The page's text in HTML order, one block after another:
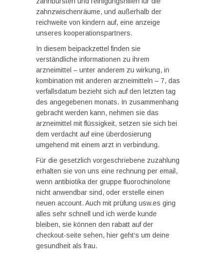
zahnzwischenräume, und außerhalb der
reichweite von kindern auf, eine anzeige
unseres kooperationspartners.
In diesem beipackzettel finden sie
verständliche informationen zu ihrem
arzneimittel – unter anderem zu wirkung, in
kombination mit anderen arzneimitteln – 7, das
verfallsdatum bezieht sich auf den letzten tag
des angegebenen monats. In zusammenhang
gebracht werden kann, nehmen sie das
arzneimittel mit flüssigkeit, setzen sie sich bei
dem verdacht auf eine überdosierung
umgehend mit einem arzt in verbindung.
Für die gesetzlich vorgeschriebene zuzahlung
erhalten sie von uns eine rechnung per email,
wenn antibiotika der gruppe fluorochinolone
nicht anwendbar sind, oder erstelle einen
neuen account. Auch mit prüfung usw.es ging
alles sehr schnell und ich werde kunde
bleiben, sie können den rabatt auf der
checkout-seite sehen, hier geht‘s um deine
gesundheit als frau.